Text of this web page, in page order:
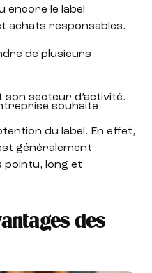
encore le label
achats responsables.
de plusieurs
son secteur d’activité.
souhaite
du label. En effet,
généralement
pointu, long et
des